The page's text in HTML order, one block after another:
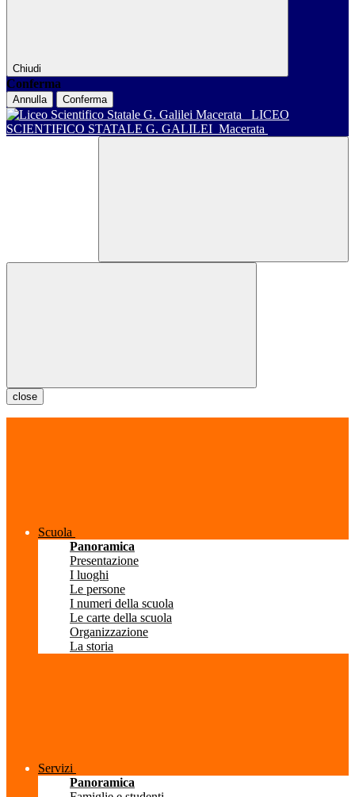
Chiudi
Conferma
Annulla Conferma
LICEO
SCIENTIFICO STATALE G. GALILEI Macerata
close
Scuola
Panoramica
Presentazione
I luoghi
Le persone
I numeri della scuola
Le carte della scuola
Organizzazione
La storia
Servizi
Panoramica